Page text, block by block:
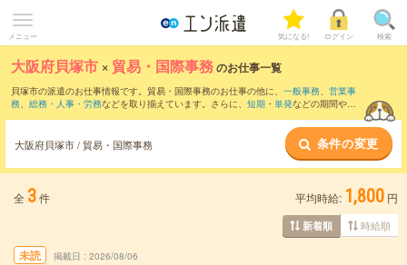
メニュー 気になる! ログイン 検索
大阪府貝塚市 × 貿易・国際事務のお仕事一覧
貝塚市の派遣のお仕事情報です。貿易・国際事務のお仕事の他に、 一般事務、 営業事
務、 総務・人事・労務などを取り揃えています。さらに、 短期 ・ 単発などの期間や、
大阪府貝塚市 / 貿易・国際事務 条件の変更
全 3件 平均時給: 1,800 円
新着順 時給順
未読 掲載日 2026/08/06